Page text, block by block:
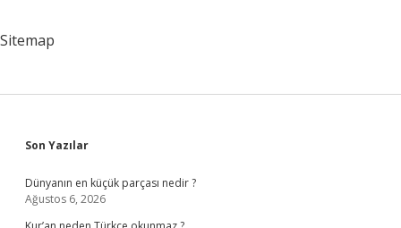
Sitemap
Sidebar
Son Yazılar
Dünyanın en küçük parçası nedir ?
Ağustos 6, 2026